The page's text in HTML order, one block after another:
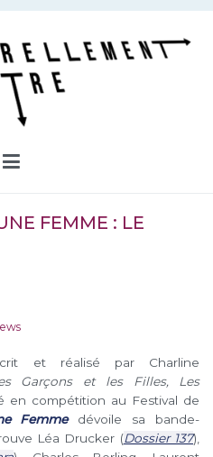
FEMME : LE
et réalisé par Charline
Garçons et les Filles, Les
en compétition au Festival de
Femmedévoile sa bande-
Léa Drucker (Dossier 137),